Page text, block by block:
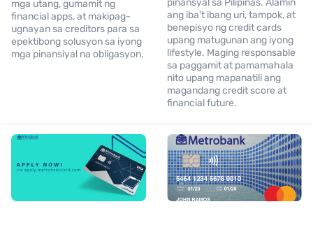
mga utang, gumamit ng
financial apps, at makipag-
ugnayan sa creditors para sa
epektibong solusyon sa iyong
mga pinansiyal na obligasyon.
ang iba't ibang uri, tampok, at
benepisyo ng credit cards
upang matugunan ang iyong
lifestyle. Maging responsable
sa paggamit at pamamahala
nito upang mapanatili ang
magandang credit score at
financial future.